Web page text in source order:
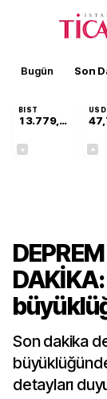
Bugün Son
BIST
13.779,39
USD
Son dakika
detayları